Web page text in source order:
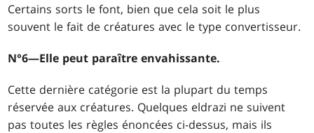
Certains sorts le font, bien que cela soit le plus
souvent le fait de créatures avec le type convertisseur.
N°6—Elle peut paraître envahissante.
Cette dernière catégorie est la plupart du temps
réservée aux créatures. Quelques eldrazi ne suivent
pas toutes les règles énoncées ci-dessus, mais ils